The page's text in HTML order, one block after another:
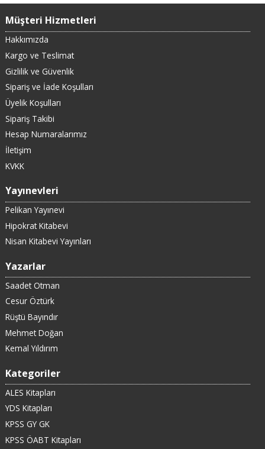
Müşteri Hizmetleri
Hakkımızda
Kargo ve Teslimat
Gizlilik ve Güvenlik
Sipariş ve İade Koşulları
Üyelik Koşulları
Sipariş Takibi
Hesap Numaralarımız
İletişim
KVKK
Yayınevleri
Pelikan Yayınevi
Hipokrat Kitabevi
Nisan Kitabevi Yayınları
Yazarlar
Saadet Otman
Cesur Öztürk
Rüştü Bayındır
Mehmet Doğan
Kemal Yıldırım
Kategoriler
ALES Kitapları
YDS Kitapları
KPSS GY GK
KPSS ÖABT Kitapları